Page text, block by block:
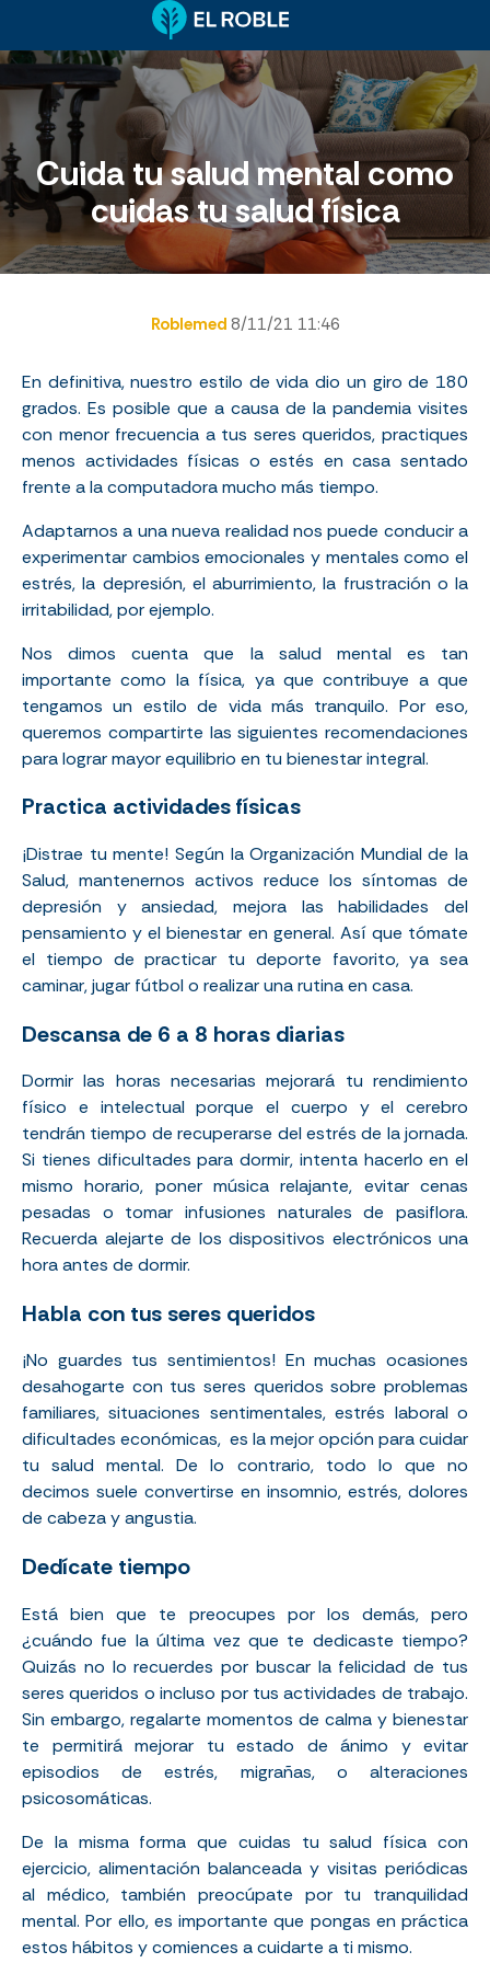
Cuida tu salud mental como
cuidas tu salud física
Roblemed 8/11/21 11:46
En definitiva, nuestro estilo de vida dio un giro de 180
grados. Es posible que a causa de la pandemia visites
con menor frecuencia a tus seres queridos, practiques
menos actividades físicas o estés en casa sentado
frente a la computadora mucho más tiempo.
Adaptarnos a una nueva realidad nos puede conducir a
experimentar cambios emocionales y mentales como el
estrés, la depresión, el aburrimiento, la frustración o la
irritabilidad, por ejemplo.
Nos dimos cuenta que la salud mental es tan
importante como la física, ya que contribuye a que
tengamos un estilo de vida más tranquilo. Por eso,
queremos compartirte las siguientes recomendaciones
para lograr mayor equilibrio en tu bienestar integral.
Practica actividades físicas
¡Distrae tu mente! Según laOrganización Mundial de la
Salud, mantenernos activos reduce los síntomas de
depresión y ansiedad, mejora las habilidades del
pensamiento y el bienestar en general. Así que tómate
el tiempo de practicar tu deporte favorito, ya sea
caminar, jugar fútbol o realizar una rutina en casa.
Descansa de 6 a 8 horas diarias
Dormir las horas necesarias mejorará tu rendimiento
físico e intelectual porque el cuerpo y el cerebro
tendrán tiempo de recuperarse del estrés de la jornada.
Si tienes dificultades para dormir, intenta hacerlo en el
mismo horario, poner música relajante, evitar cenas
pesadas o tomar infusiones naturales de pasiflora.
Recuerda alejarte de los dispositivos electrónicos una
hora antes de dormir.
Habla con tus seres queridos
¡No guardes tus sentimientos! En muchas ocasiones
desahogarte con tus seres queridos sobre problemas
familiares, situaciones sentimentales, estrés laboral o
dificultades económicas, es la mejor opción para cuidar
tu salud mental. De lo contrario, todo lo que no
decimos suele convertirse en insomnio, estrés, dolores
de cabeza y angustia.
Dedícate tiempo
Está bien que te preocupes por los demás, pero
¿cuándo fue la última vez que te dedicaste tiempo?
Quizás no lo recuerdes por buscar la felicidad de tus
seres queridos o incluso por tus actividades de trabajo.
Sin embargo, regalarte momentos de calma y bienestar
te permitirá mejorar tu estado de ánimo y evitar
episodios de estrés, migrañas, o alteraciones
psicosomáticas.
De la misma forma que cuidas tu salud física con
ejercicio, alimentación balanceada y visitas periódicas
al médico, también preocúpate por tu tranquilidad
mental. Por ello, es importante que pongas en práctica
estos hábitos y comiences a cuidarte a ti mismo.